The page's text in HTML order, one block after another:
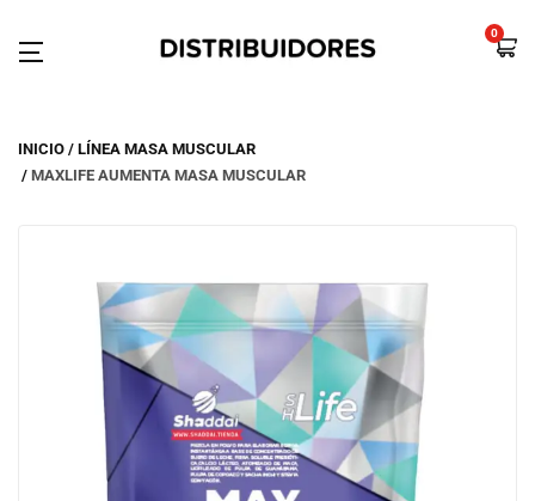
0
INICIO
LÍNEA MASA MUSCULAR
MAXLIFE AUMENTA MASA MUSCULAR